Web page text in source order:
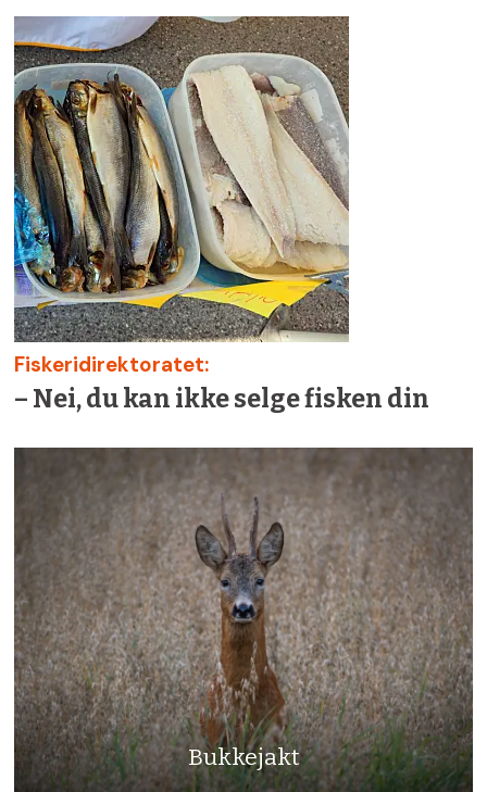
Fiskeridirektoratet:
– Nei, du kan ikke selge fisken din
Bukkejakt